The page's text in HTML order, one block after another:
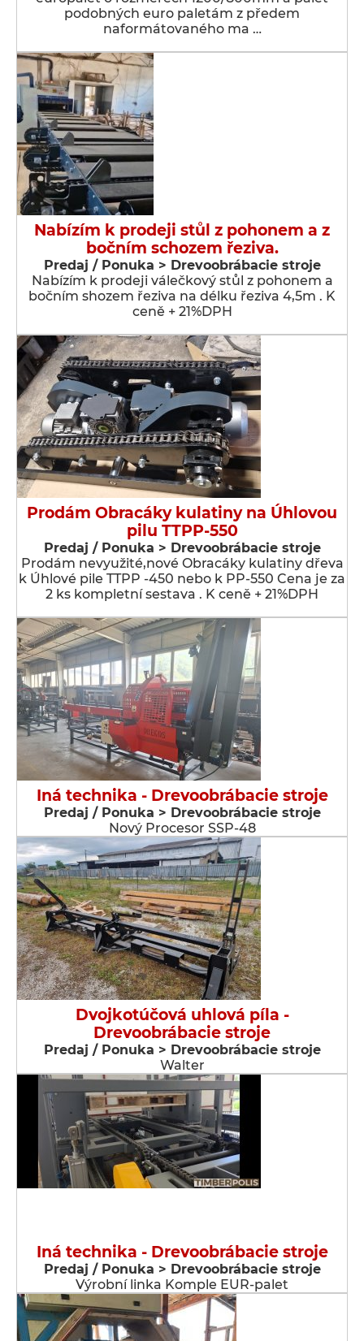
podobných euro paletám z předem
naformátovaného ma …
Nabízím k prodeji stůl z pohonem a z
bočním schozem řeziva.
Predaj / Ponuka > Drevoobrábacie stroje
Nabízím k prodeji válečkový stůl z pohonem a
bočním shozem řeziva na délku řeziva 4,5m . K
ceně + 21%DPH
Prodám Obracáky kulatiny na Úhlovou
pilu TTPP-550
Predaj / Ponuka > Drevoobrábacie stroje
Prodám nevyužité,nové Obracáky kulatiny dřeva
k Úhlové pile TTPP -450 nebo k PP-550 Cena je za
2 ks kompletní sestava . K ceně + 21%DPH
Iná technika - Drevoobrábacie stroje
Predaj / Ponuka > Drevoobrábacie stroje
Nový Procesor SSP-48
Dvojkotúčová uhlová píla -
Drevoobrábacie stroje
Predaj / Ponuka > Drevoobrábacie stroje
Walter
Iná technika - Drevoobrábacie stroje
Predaj / Ponuka > Drevoobrábacie stroje
Výrobní linka Komple EUR-palet